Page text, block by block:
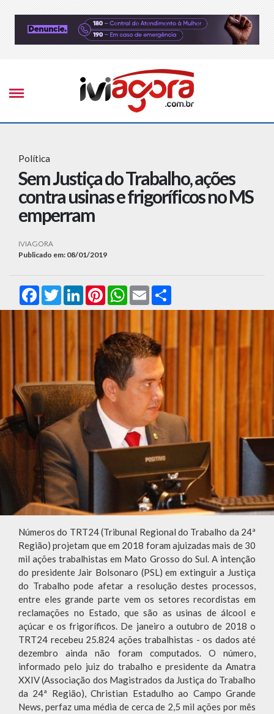
Política
Sem Justiça do Trabalho, ações
contra usinas e frigoríficos no MS
emperram
IVIAGORA
Publicado em: 08/01/2019
FacebookTwitterLinkedInPinterestWhatsApp
Email
Números do TRT24 (Tribunal Regional do Trabalho da 24ª
Região) projetam que em 2018 foram ajuizadas mais de 30
mil ações trabalhistas em Mato Grosso do Sul. A intenção
do presidente Jair Bolsonaro (PSL) em extinguir a Justiça
do Trabalho pode afetar a resolução destes processos,
entre eles grande parte vem os setores recordistas em
reclamações no Estado, que são as usinas de álcool e
açúcar e os frigoríficos. De janeiro a outubro de 2018 o
TRT24 recebeu 25.824 ações trabalhistas - os dados até
dezembro ainda não foram computados. O número,
informado pelo juiz do trabalho e presidente da Amatra
XXIV (Associação dos Magistrados da Justiça do Trabalho
da 24ª Região), Christian Estadulho ao Campo Grande
News, perfaz uma média de cerca de 2,5 mil ações por mês